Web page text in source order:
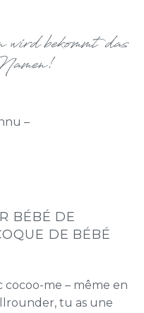
–
BÉBÉ DE
DE BÉBÉ
cocoo-me – même en
tu as une